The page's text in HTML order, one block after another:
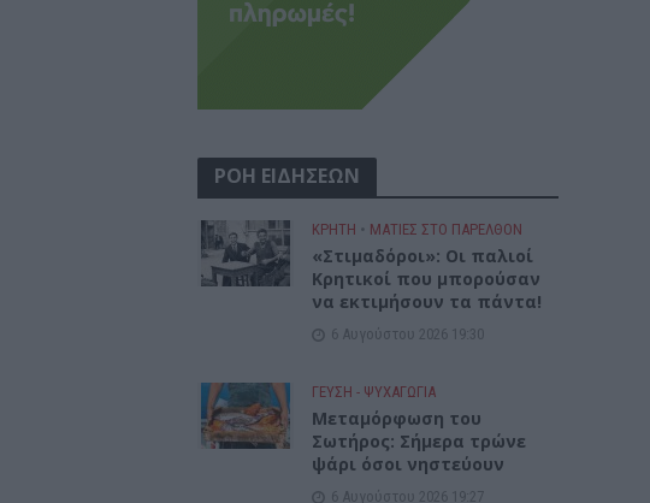
ΡΟΗ ΕΙΔΗΣΕΩΝ
ΚΡΗΤΗ • ΜΑΤΙΕΣ ΣΤΟ ΠΑΡΕΛΘΟΝ
«Στιμαδόροι»: Οι παλιοί
Κρητικοί που μπορούσαν
να εκτιμήσουν τα πάντα!
6 Αυγούστου 2026 19:30
ΓΕΎΣΗ - ΨΥΧΑΓΩΓΊΑ
Μεταμόρφωση του
Σωτήρος: Σήμερα τρώνε
ψάρι όσοι νηστεύουν
6 Αυγούστου 2026 19:27